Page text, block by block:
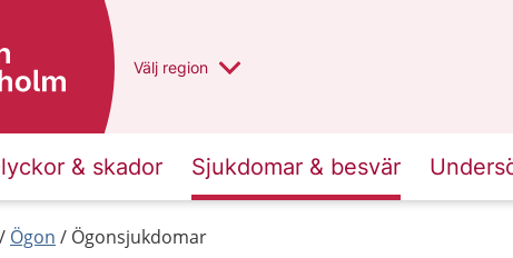
Du har valt region
Välj en annan
region
& skador Sjukdomar & besvär
Ögon Ögonsjukdomar